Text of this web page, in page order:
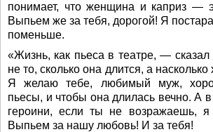
понимает, что женщина и каприз —
Выпьем же за тебя, дорогой! Я
поменьше.
«Жизнь, как пьеса в театре, —
не то, сколько она длится, а
Я желаю тебе, любимый муж,
пьесы, и чтобы она длилась вечно. А в
героини, если ты не возражаешь, я
Выпьем за нашу любовь! И за тебя!